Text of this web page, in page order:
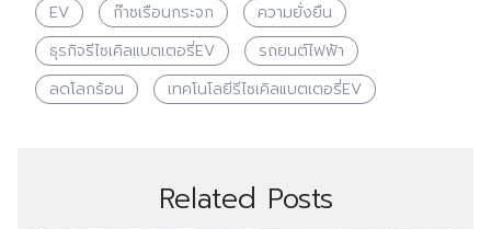
EV
ก๊าซเรือนกระจก
ความยั่งยืน
ธุรกิจรีไซเคิลแบตเตอรี่EV
รถยนต์ไฟฟ้า
ลดโลกร้อน
เทคโนโลยีรีไซเคิลแบตเตอรี่EV
Related Posts